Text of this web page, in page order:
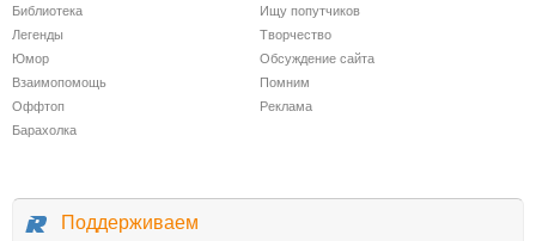
Библиотека
Ищу попутчиков
Легенды
Творчество
Юмор
Обсуждение сайта
Взаимопомощь
Помним
Оффтоп
Реклама
Барахолка
Поддерживаем